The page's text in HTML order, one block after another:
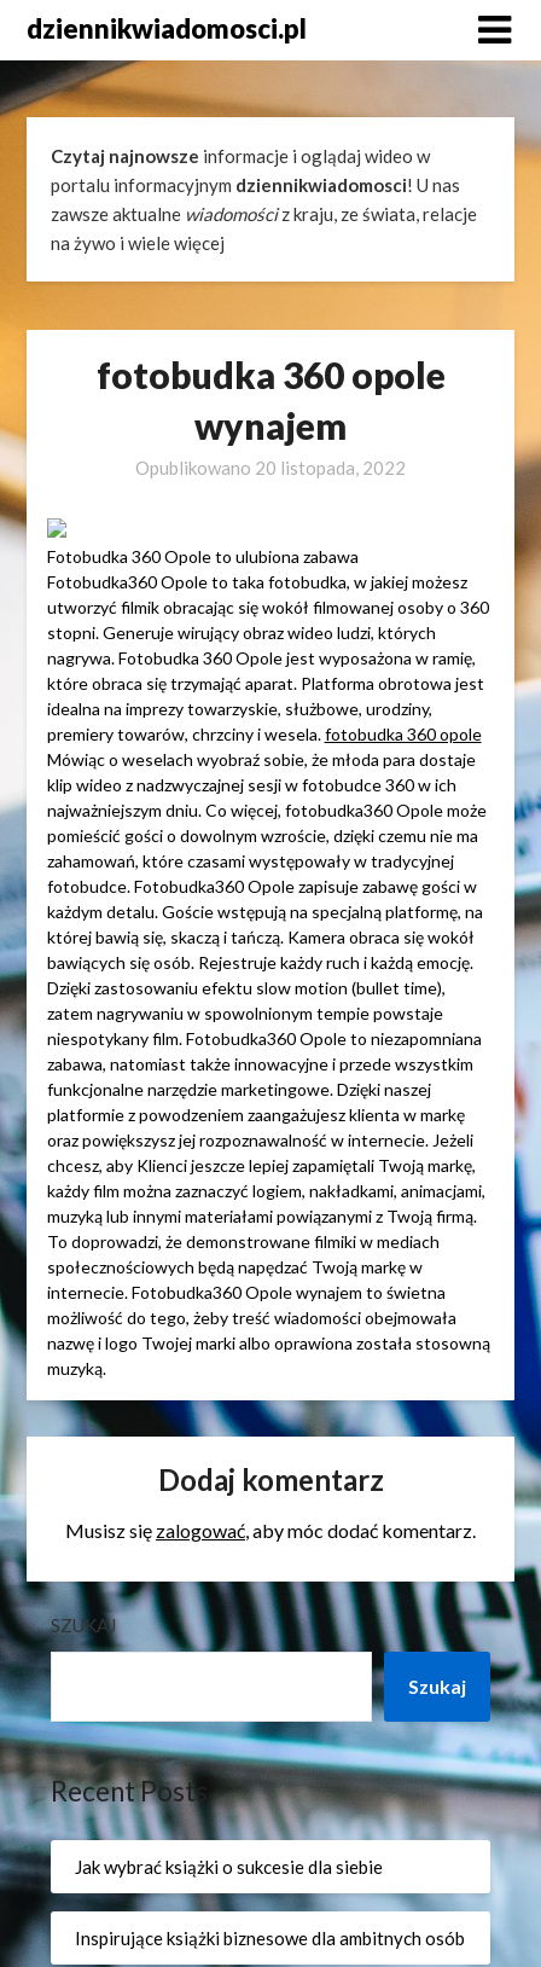
content
dziennikwiadomosci.pl
Czytaj najnowsze informacje i oglądaj wideo w
portalu informacyjnym dziennikwiadomosci! U nas
zawsze aktualne wiadomościz kraju, ze świata, relacje
na żywo i wiele więcej
fotobudka 360 opole
wynajem
Opublikowano 20 listopada, 2022
Fotobudka 360 Opole to ulubiona zabawa
Fotobudka360 Opole to taka fotobudka, w jakiej możesz
utworzyć filmik obracając się wokół filmowanej osoby o 360
stopni. Generuje wirujący obraz wideo ludzi, których
nagrywa. Fotobudka 360 Opole jest wyposażona w ramię,
które obraca się trzymająć aparat. Platforma obrotowa jest
idealna na imprezy towarzyskie, służbowe, urodziny,
premiery towarów, chrzciny i wesela.fotobudka 360 opole
Mówiąc o weselach wyobraź sobie, że młoda para dostaje
klip wideo z nadzwyczajnej sesji w fotobudce 360 w ich
najważniejszym dniu. Co więcej, fotobudka360 Opole może
pomieścić gości o dowolnym wzroście, dzięki czemu nie ma
zahamowań, które czasami występowały w tradycyjnej
fotobudce. Fotobudka360 Opole zapisuje zabawę gości w
każdym detalu. Goście wstępują na specjalną platformę, na
której bawią się, skaczą i tańczą. Kamera obraca się wokół
bawiących się osób. Rejestruje każdy ruch i każdą emocję.
Dzięki zastosowaniu efektu slow motion (bullet time),
zatem nagrywaniu w spowolnionym tempie powstaje
niespotykany film. Fotobudka360 Opole to niezapomniana
zabawa, natomiast także innowacyjne i przede wszystkim
funkcjonalne narzędzie marketingowe. Dzięki naszej
platformie z powodzeniem zaangażujesz klienta w markę
oraz powiększysz jej rozpoznawalność w internecie. Jeżeli
chcesz, aby Klienci jeszcze lepiej zapamiętali Twoją markę,
każdy film można zaznaczyć logiem, nakładkami, animacjami,
muzyką lub innymi materiałami powiązanymi z Twoją firmą.
To doprowadzi, że demonstrowane filmiki w mediach
społecznościowych będą napędzać Twoją markę w
internecie. Fotobudka360 Opole wynajem to świetna
możliwość do tego, żeby treść wiadomości obejmowała
nazwę i logo Twojej marki albo oprawiona została stosowną
muzyką.
Dodaj komentarz
Musisz się zalogować, aby móc dodać komentarz.
SZUKAJ
Szukaj
Recent Posts
Jak wybrać książki o sukcesie dla siebie
Inspirujące książki biznesowe dla ambitnych osób